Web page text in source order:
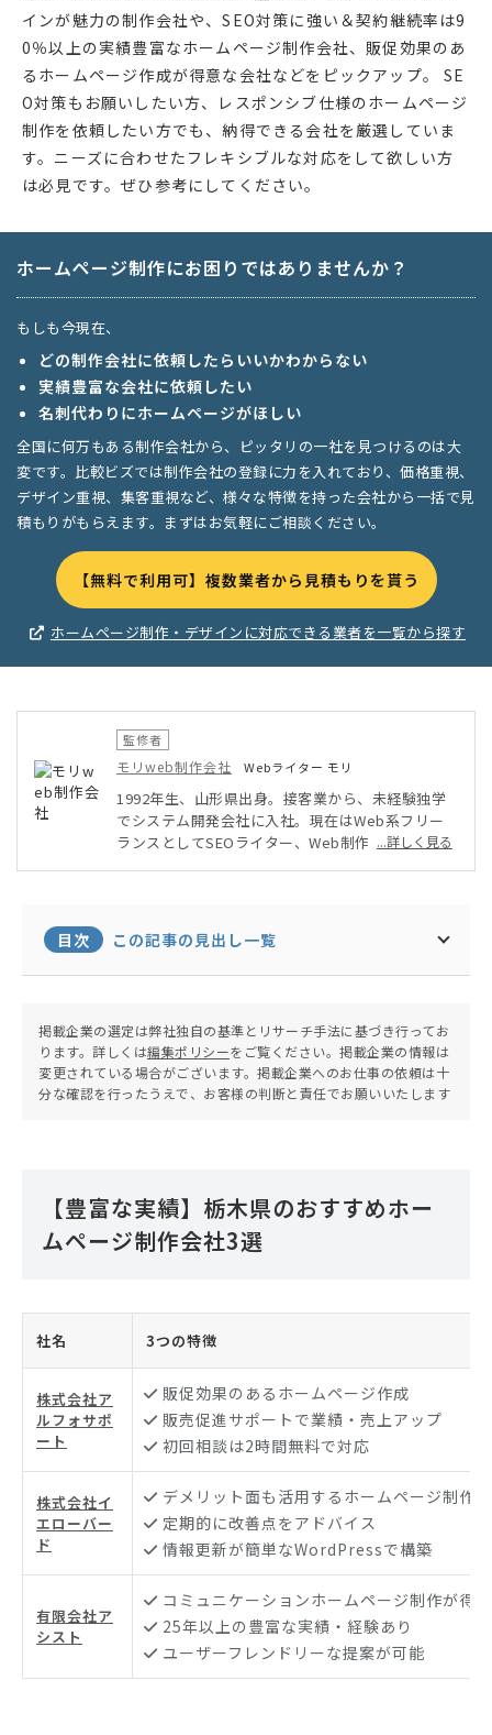
インが魅力の制作会社や、SEO対策に強い＆契約継続率は9
0％以上の実績豊富なホームページ制作会社、販促効果のあ
るホームページ作成が得意な会社などをピックアップ。 SE
O対策もお願いしたい方、レスポンシブ仕様のホームページ
制作を依頼したい方でも、納得できる会社を厳選していま
す。ニーズに合わせたフレキシブルな対応をして欲しい方
は必見です。ぜひ参考にしてください。
ホームページ制作にお困りではありませんか？
もしも今現在、
どの制作会社に依頼したらいいかわからない
実績豊富な会社に依頼したい
名刺代わりにホームページがほしい
全国に何万もある制作会社から、ピッタリの一社を見つけるのは大
変です。比較ビズでは制作会社の登録に力を入れており、価格重視、
デザイン重視、集客重視など、様々な特徴を持った会社から一括で見
積もりがもらえます。まずはお気軽にご相談ください。
【無料で利用可】複数業者から見積もりを貰う
ホームページ制作・デザインに対応できる業者を一覧から探す
監修者
モリweb制作会社 Webライター モリ
1992年生、山形県出身。接客業から、未経験独学
でシステム開発会社に入社。現在はWeb系フリー
ランスとしてSEOライター、Web制作、Webデザ
...詳しく見る
目次 この記事の見出し一覧
掲載企業の選定は弊社独自の基準とリサーチ手法に基づき行ってお
ります。詳しくは編集ポリシーをご覧ください。掲載企業の情報は
変更されている場合がございます。掲載企業へのお仕事の依頼は十
分な確認を行ったうえで、お客様の判断と責任でお願いいたします
【豊富な実績】栃木県のおすすめホー
ムページ制作会社3選
社名 3つの特徴
株式会社ア
ルフォサポ
ート
販促効果のあるホームページ作成
販売促進サポートで業績・売上アップ
初回相談は2時間無料で対応
株式会社イ
エローバー
ド
デメリット面も活用するホームページ制作
定期的に改善点をアドバイス
情報更新が簡単なWordPressで構築
有限会社ア
シスト
コミュニケーションホームページ制作が得意
25年以上の豊富な実績・経験あり
ユーザーフレンドリーな提案が可能